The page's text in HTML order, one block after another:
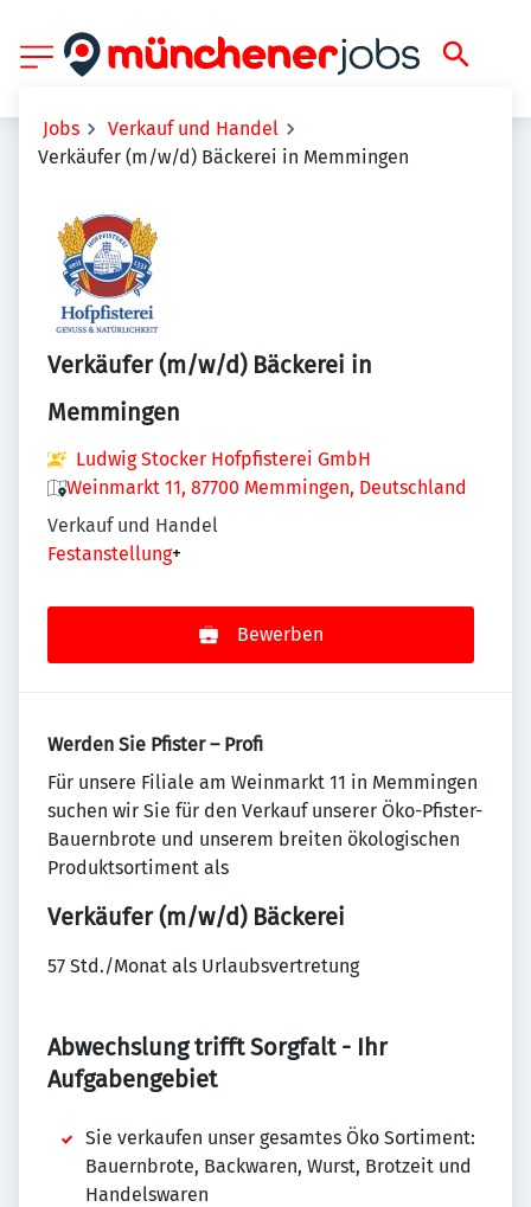
Jobs
Verkauf und Handel
Verkäufer (m/w/d) Bäckerei in Memmingen
Verkäufer (m/w/d) Bäckerei in
Memmingen
Ludwig Stocker Hofpfisterei GmbH
Weinmarkt 11, 87700 Memmingen, Deutschland
Verkauf und Handel
Festanstellung+
Bewerben
Werden Sie Pfister – Profi
Für unsere Filiale am Weinmarkt 11 in Memmingen
suchen wir Sie für den Verkauf unserer Öko-Pfister-
Bauernbrote und unserem breiten ökologischen
Produktsortiment als
Verkäufer (m/w/d) Bäckerei
57 Std./Monat als Urlaubsvertretung
Abwechslung trifft Sorgfalt - Ihr
Aufgabengebiet
Sie verkaufen unser gesamtes Öko Sortiment:
Bauernbrote, Backwaren, Wurst, Brotzeit und
Handelswaren